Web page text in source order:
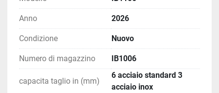
Dotazioni principali
Controllo NC
Registro posteriore motorizzato con vite a
ricircolo di sfere
Tavolo con sfere di trasferimento
Anno 2026
Condizione Nuovo
Numero di magazzino IB1006
capacita taglio in (mm)
6 acciaio standard 3
acciaio inox